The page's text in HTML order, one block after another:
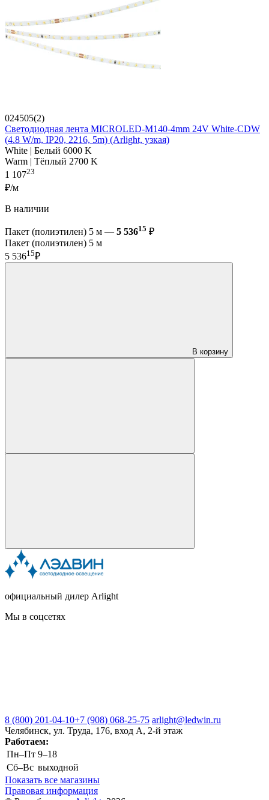
024505(2)
Светодиодная лента MICROLED-M140-4mm 24V White-CDW
(4.8 W/m, IP20, 2216, 5m) (Arlight, узкая)
White | Белый 6000 K
Warm | Тёплый 2700 K
1 10723
₽/м
В наличии
Пакет (полиэтилен) 5 м — 5 53615 ₽
Пакет (полиэтилен) 5 м
5 53615₽
В корзину
официальный дилер Arlight
Мы в соцсетях
8 (800) 201-04-10+7 (908) 068-25-75 arlight@ledwin.ru
Челябинск, ул. Труда, 176, вход А, 2-й этаж
Работаем:
Пн–Пт 9–18
Сб–Вс выходной
Показать все магазины
Правовая информация